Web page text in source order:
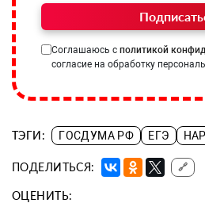
Соглашаюсь с политикой
согласие на обработку
ТЭГИ: ГОСДУМА РФ ЕГЭ
ПОДЕЛИТЬСЯ: 🔗
ОЦЕНИТЬ: